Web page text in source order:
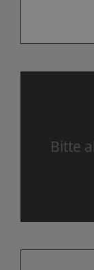
Bitte